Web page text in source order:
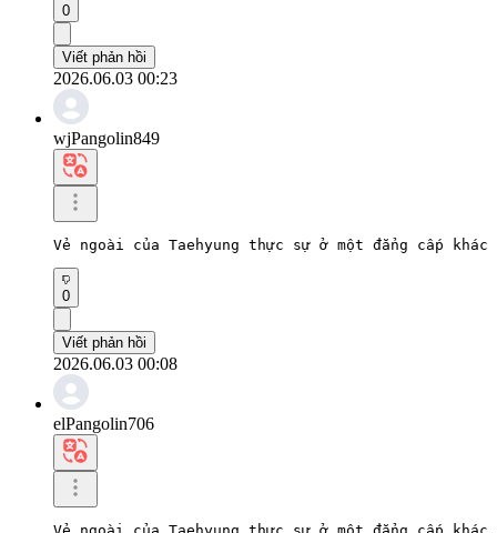
0
Viết phản hồi
2026.06.03 00:23
wjPangolin849
Vẻ ngoài của Taehyung thực sự ở một đẳng cấp
0
Viết phản hồi
2026.06.03 00:08
elPangolin706